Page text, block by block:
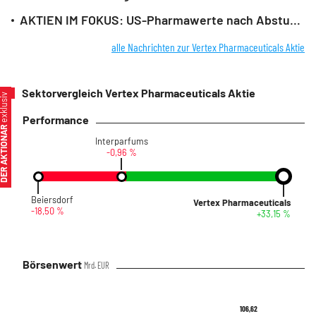
AKTIEN IM FOKUS: US-Pharmawerte nach Abstufungen durch Morgan Stanley schwach
alle Nachrichten zur Vertex Pharmaceuticals Aktie
Sektorvergleich Vertex Pharmaceuticals Aktie
Performance
Beiersdorf
-18,50 %
Interparfums
-0,96 %
Vertex Pharmaceuticals
+33,15 %
Börsenwert Mrd. EUR
106,62
106,62